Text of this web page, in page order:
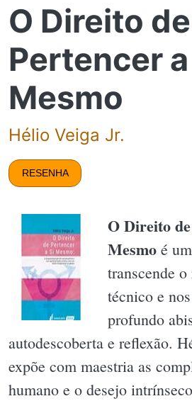
O Direito de
Pertencer a
Mesmo
Hélio Veiga Jr.
RESENHA
O Direito
Mesmo é
transcende
técnico e
profundo
autodescoberta e reflexão.
expõe com maestria as
humano e o desejo